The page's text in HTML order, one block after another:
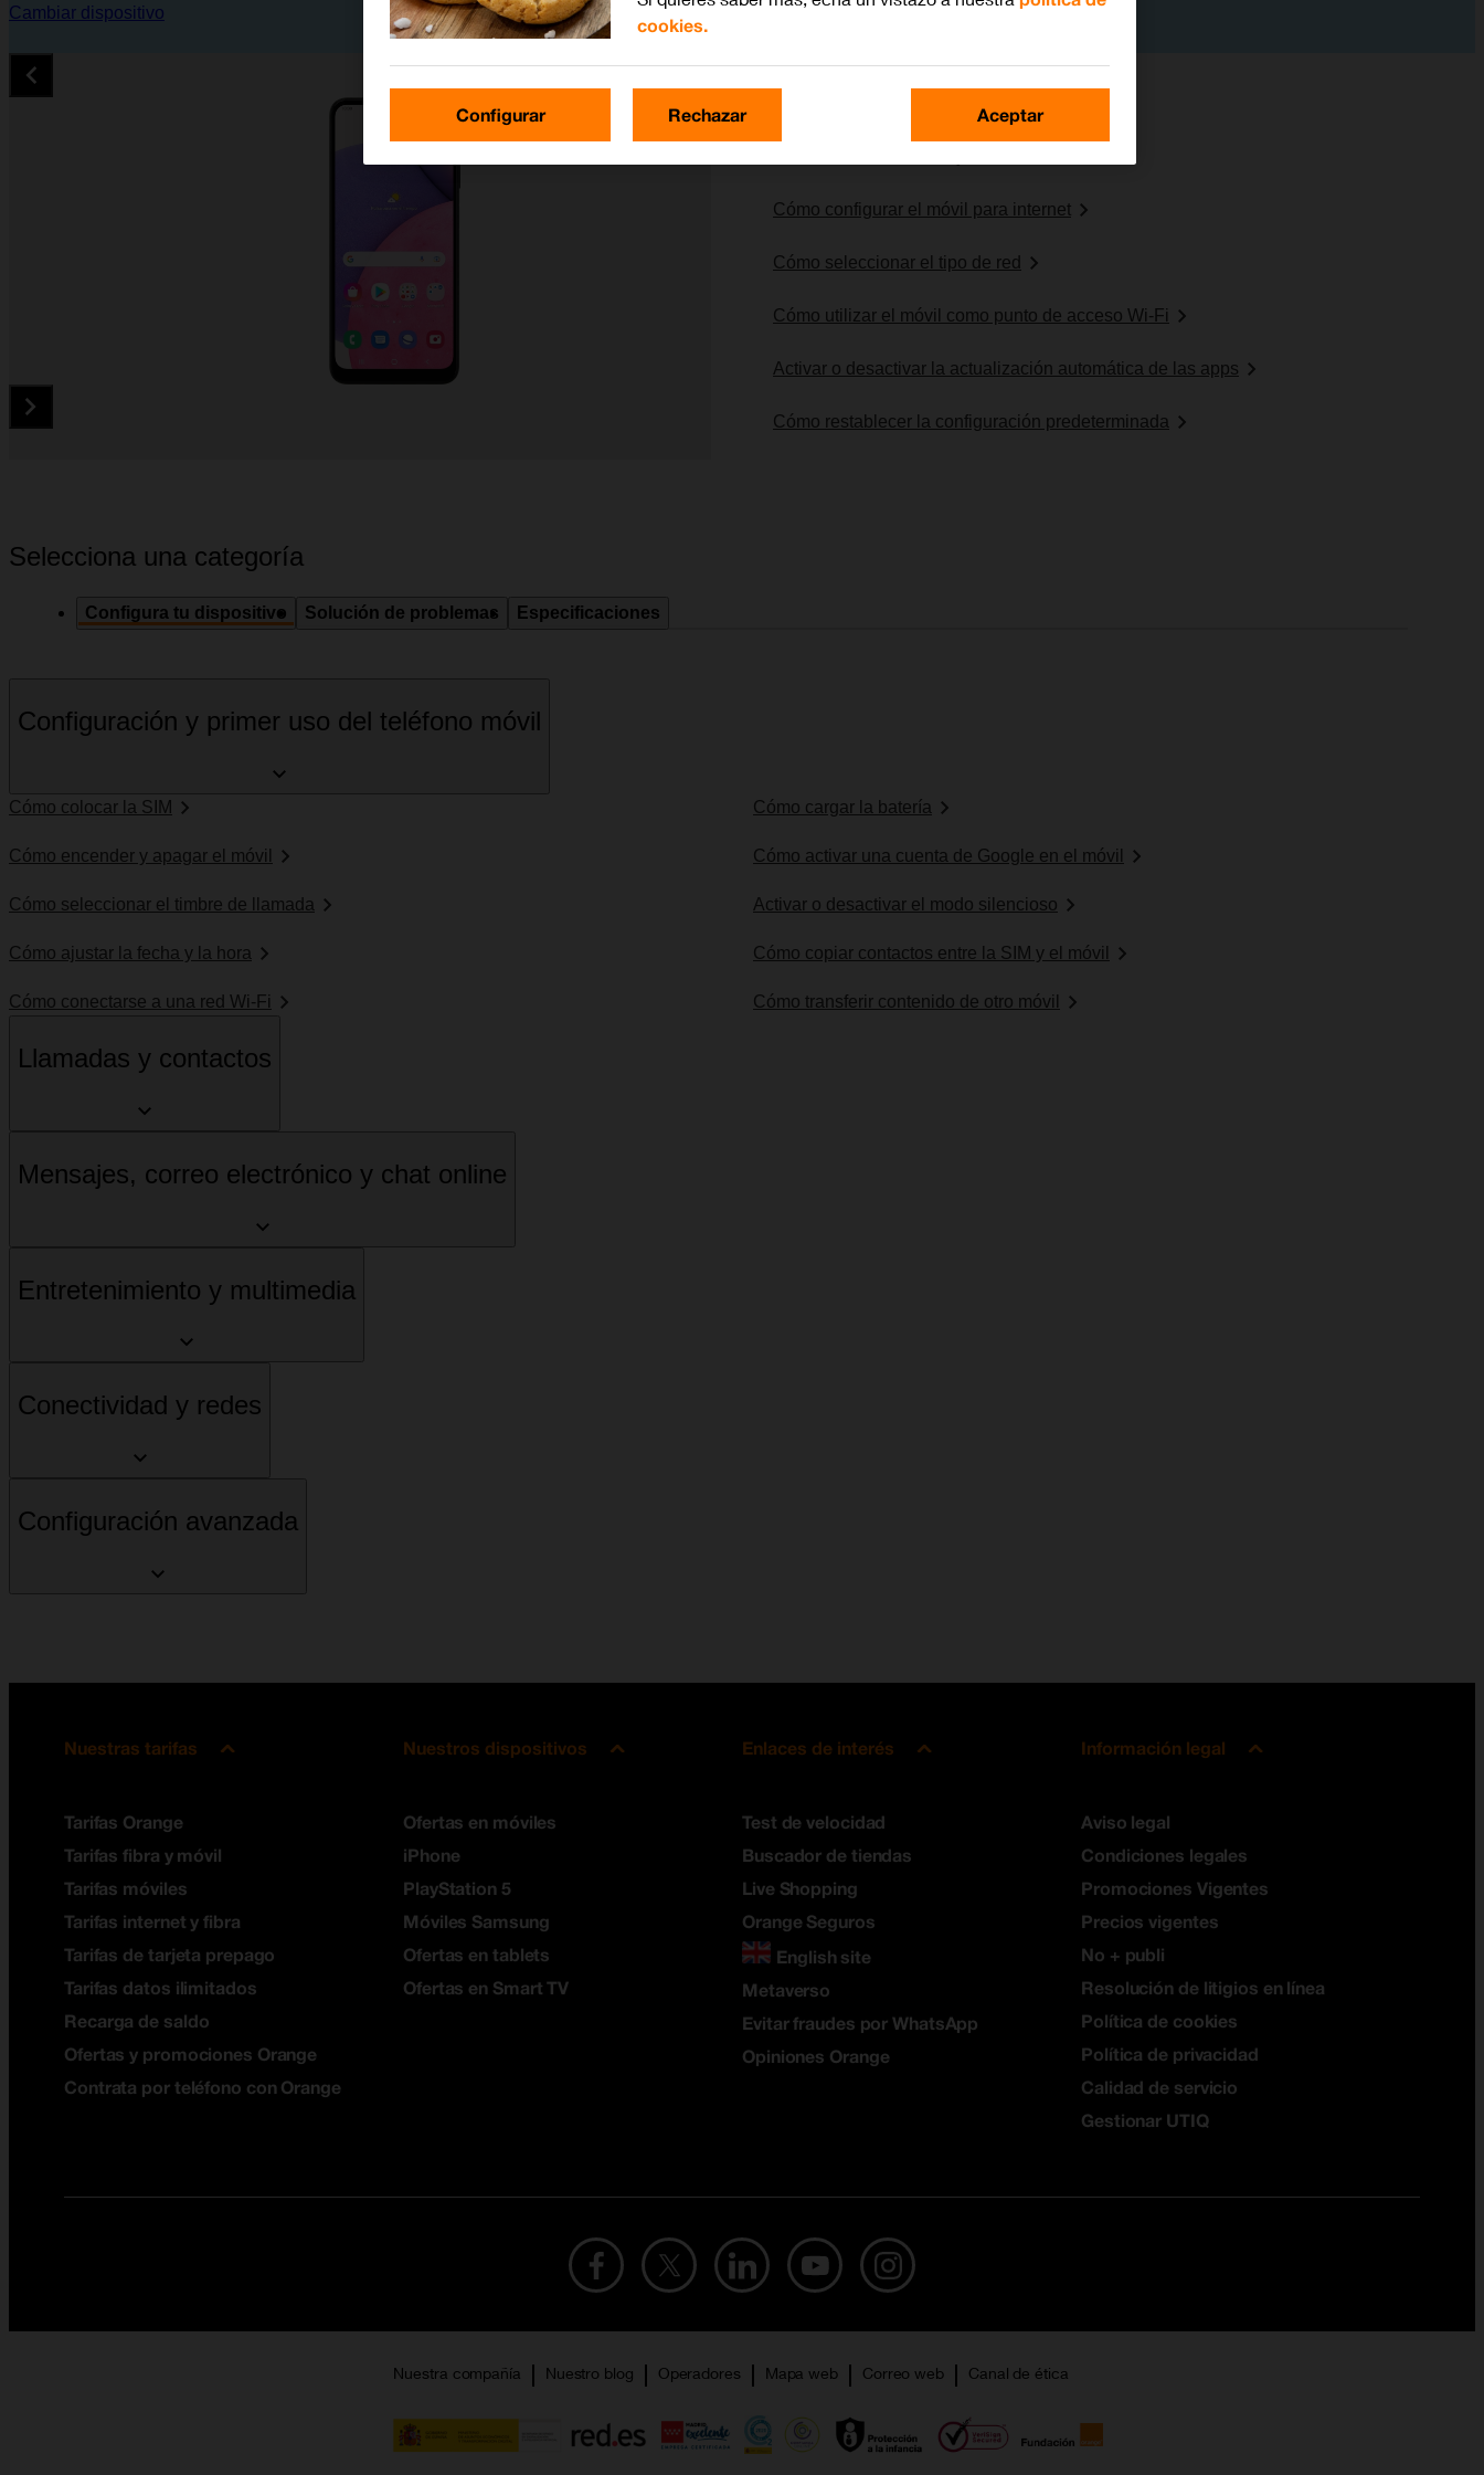
Cambiar dispositivo
Lo más buscado
Cómo configurar el móvil para internet
Cómo seleccionar el tipo de red
Cómo utilizar el móvil como punto de acceso Wi-Fi
Activar o desactivar la actualización automática de las apps
Cómo restablecer la configuración predeterminada
Selecciona una categoría
Configura tu dispositivo Solución de problemas Especificaciones
Configuración y primer uso del teléfono móvil
Cómo colocar la SIM Cómo cargar la batería
Cómo encender y apagar el móvil Cómo activar una cuenta de Google en el móvil
Cómo seleccionar el timbre de llamada Activar o desactivar el modo silencioso
Cómo ajustar la fecha y la hora Cómo copiar contactos entre la SIM y el móvil
Cómo conectarse a una red Wi-Fi Cómo transferir contenido de otro móvil
Llamadas y contactos
Mensajes, correo electrónico y chat online
Entretenimiento y multimedia
Conectividad y redes
Configuración avanzada
Nuestras tarifas
Tarifas Orange
Tarifas fibra y móvil
Tarifas móviles
Tarifas internet y fibra
Tarifas de tarjeta prepago
Tarifas datos ilimitados
Recarga de saldo
Ofertas y promociones Orange
Contrata por teléfono con Orange
Nuestros dispositivos
Ofertas en móviles
iPhone
PlayStation 5
Móviles Samsung
Ofertas en tablets
Ofertas en Smart TV
Enlaces de interés
Test de velocidad
Buscador de tiendas
Live Shopping
Orange Seguros
English site
Metaverso
Evitar fraudes por WhatsApp
Opiniones Orange
Información legal
Aviso legal
Condiciones legales
Promociones Vigentes
Precios vigentes
No + publi
Resolución de litigios en línea
Política de cookies
Política de privacidad
Calidad de servicio
Gestionar UTIQ
Nuestra compañía Nuestro blog Operadores Mapa web Correo web Canal de ética
cookies.
Configurar Rechazar Aceptar